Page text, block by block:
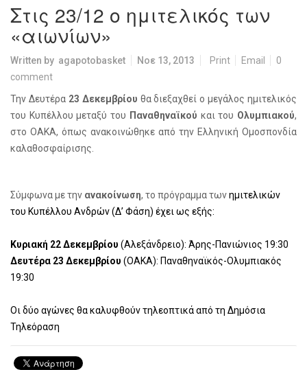
Στις 23/12 ο ημιτελικός των
«αιωνίων»
Written by agapotobasket Νοε 13, 2013 Print Email
0
comment
Την Δευτέρα 23 Δεκεμβρίου θα διεξαχθεί ο μεγάλος ημιτελικός
του Κυπέλλου μεταξύ του Παναθηναϊκού και του Ολυμπιακού,
στο ΟΑΚΑ, όπως ανακοινώθηκε από την Ελληνική Ομοσπονδία
καλαθοσφαίρισης.
Σύμφωνα με την ανακοίνωση, το πρόγραμμα τωνημιτελικών
του Κυπέλλου Ανδρών (Δ’ Φάση) έχει ως εξής:
Κυριακή 22 Δεκεμβρίου (Αλεξάνδρειο): Άρης-Πανιώνιος 19:30
Δευτέρα 23 Δεκεμβρίου (ΟΑΚΑ): Παναθηναϊκός-Ολυμπιακός
19:30
Οι δύο αγώνες θα καλυφθούν τηλεοπτικά από τη Δημόσια
Τηλεόραση